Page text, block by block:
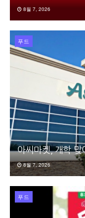
8월 7, 2026
푸드
아씨마켓, 개학 맞
8월 7, 2026
푸드